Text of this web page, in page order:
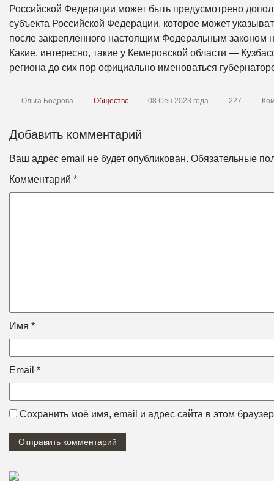
Российской Федерации может быть предусмотрено
субъекта Российской Федерации, которое может
после закрепленного настоящим Федеральным законом
Какие, интересно, такие у Кемеровской области —
региона до сих пор официально именоваться
Ольга Бодрова Общество 08 Сен 2023 года 227
Добавить комментарий
Ваш адрес email не будет опубликован. Обязательные
Комментарий *
Имя *
Email *
Сохранить моё имя, email и адрес сайта в этом